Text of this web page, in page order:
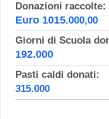
Donazioni raccolte:
Euro 1015.000,00
Giorni di Scuola
192.000
Pasti caldi donati:
315.000